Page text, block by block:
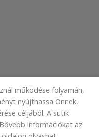
működése folyamán,
nyújthassa Önnek,
céljából. A sütik
információkat az